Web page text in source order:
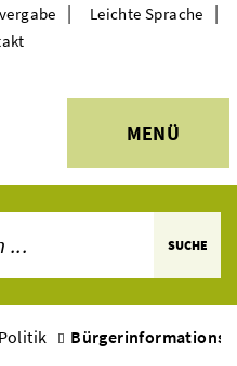
MENÜ
| Leichte Sprache |
SUCHE
Politik